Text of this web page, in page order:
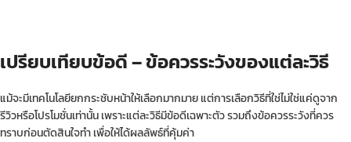
เปรียบเทียบข้อดี – ข้อควรระวังของแต่ละวิธี
แม้จะมีเทคโนโลยียกกระชับหน้าให้เลือกมากมาย แต่การเลือกวิธีที่ใช่ไม่ใช่แค่ดูจาก
รีวิวหรือโปรโมชั่นเท่านั้น เพราะแต่ละวิธีมีข้อดีเฉพาะตัว รวมถึงข้อควรระวังที่ควร
ทราบก่อนตัดสินใจทำ เพื่อให้ได้ผลลัพธ์ที่คุ้มค่า